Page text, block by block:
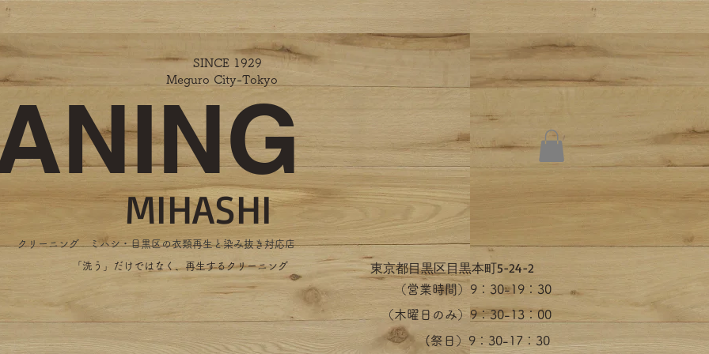
SINCE 1929
Meguro City-Tokyo
MIHASHI
​クリーニング ミハシ・目黒区の衣類再生と染み抜き対応店
​「洗う」だけではなく、再生するクリーニング ​東京都目黒区目黒本町5-24-2
（営業時間）​9：30-19：30
（木曜日のみ）9：30-13：00
​(祭日）9：30-17：30